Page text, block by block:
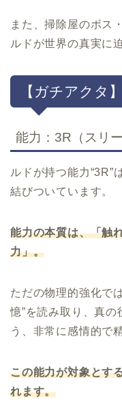
また、掃除屋のボス
ルドが世界の真実に
【ガチアクタ
能力：3R（スリ
ルドが持つ能力“3R”
結びついています。
能力の本質は、「触
力」。
ただの物理的強化で
憶”を読み取り、真
う、非常に感情的で
この能力が対象とす
れます。